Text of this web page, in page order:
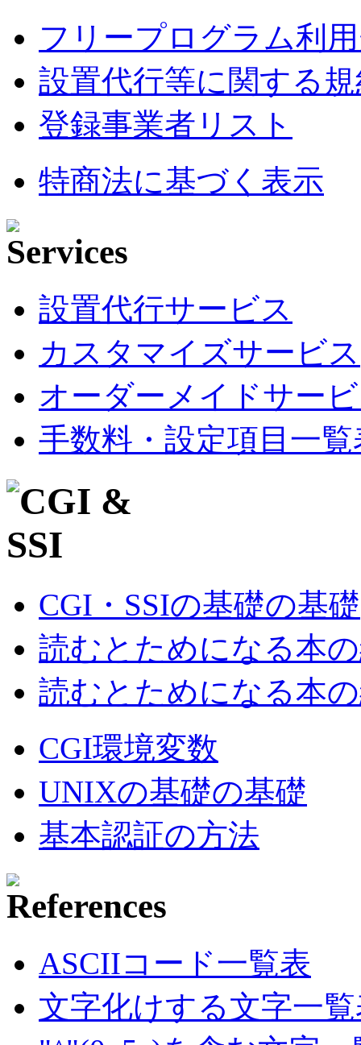
フリープログラム利
設置代行等に関する
登録事業者リスト
特商法に基づく表示
設置代行サービス
カスタマイズサービス
オーダーメイドサー
手数料・設定項目一覧
CGI・SSIの基礎の基礎
読むとためになる本
読むとためになる本
CGI環境変数
UNIXの基礎の基礎
基本認証の方法
ASCIIコード一覧表
文字化けする文字一